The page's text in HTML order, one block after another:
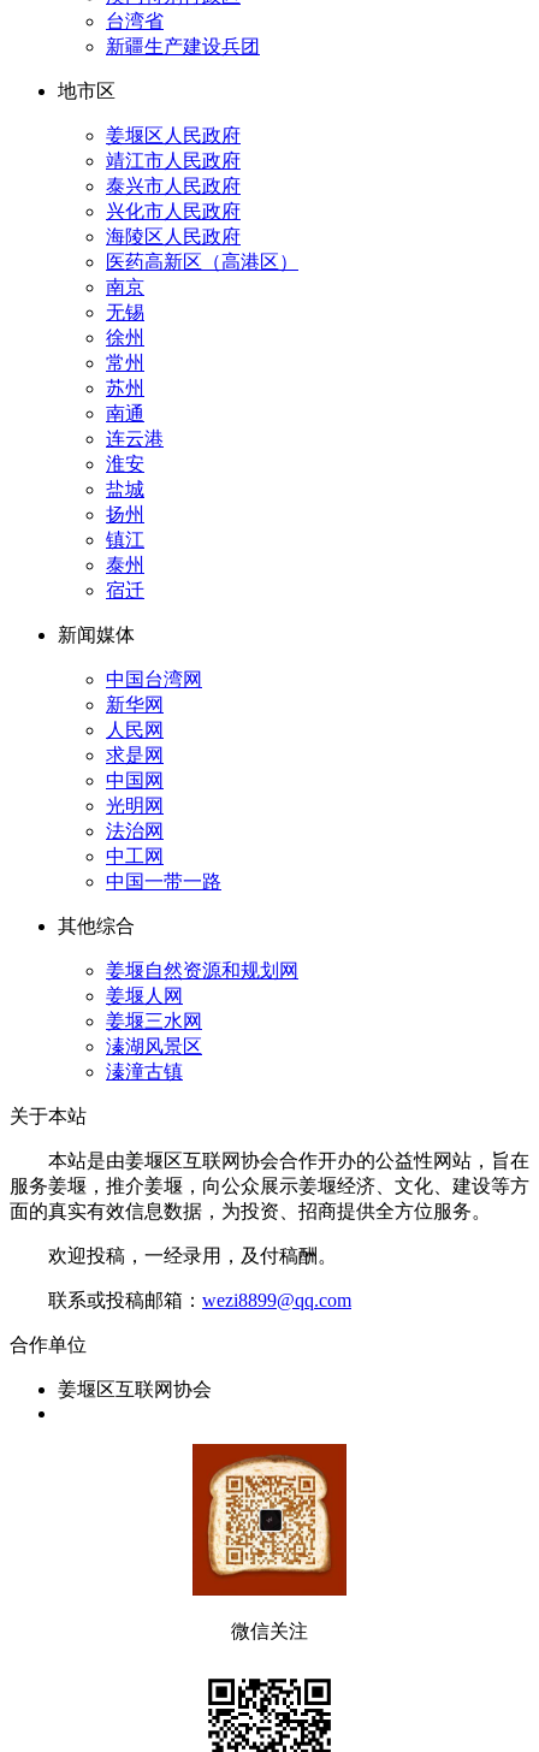
台湾省
新疆生产建设兵团
地市区
姜堰区人民政府
靖江市人民政府
泰兴市人民政府
兴化市人民政府
海陵区人民政府
医药高新区（高港区）
南京
无锡
徐州
常州
苏州
南通
连云港
淮安
盐城
扬州
镇江
泰州
宿迁
新闻媒体
中国台湾网
新华网
人民网
求是网
中国网
光明网
法治网
中工网
中国一带一路
其他综合
姜堰自然资源和规划网
姜堰人网
姜堰三水网
溱湖风景区
溱潼古镇
关于本站
本站是由姜堰区互联网协会合作开办的公益性网站，旨在
服务姜堰，推介姜堰，向公众展示姜堰经济、文化、建设等方
面的真实有效信息数据，为投资、招商提供全方位服务。
欢迎投稿，一经录用，及付稿酬。
联系或投稿邮箱： wezi8899@qq.com
合作单位
姜堰区互联网协会
微信关注